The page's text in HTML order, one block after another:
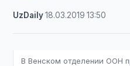
UzDaily·18.03.2019 ·13:50
В Венском отделении ООН